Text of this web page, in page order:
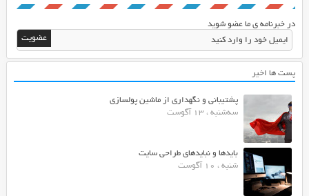
در خبرنامه ی ما عضو شوید
پست ها اخیر
پشتیبانی و نگهداری از ماشین پولسازی
سه‌شنبه ، 13 آگوست
بایدها و نبایدهای طراحی سایت
شنبه ، 10 آگوست